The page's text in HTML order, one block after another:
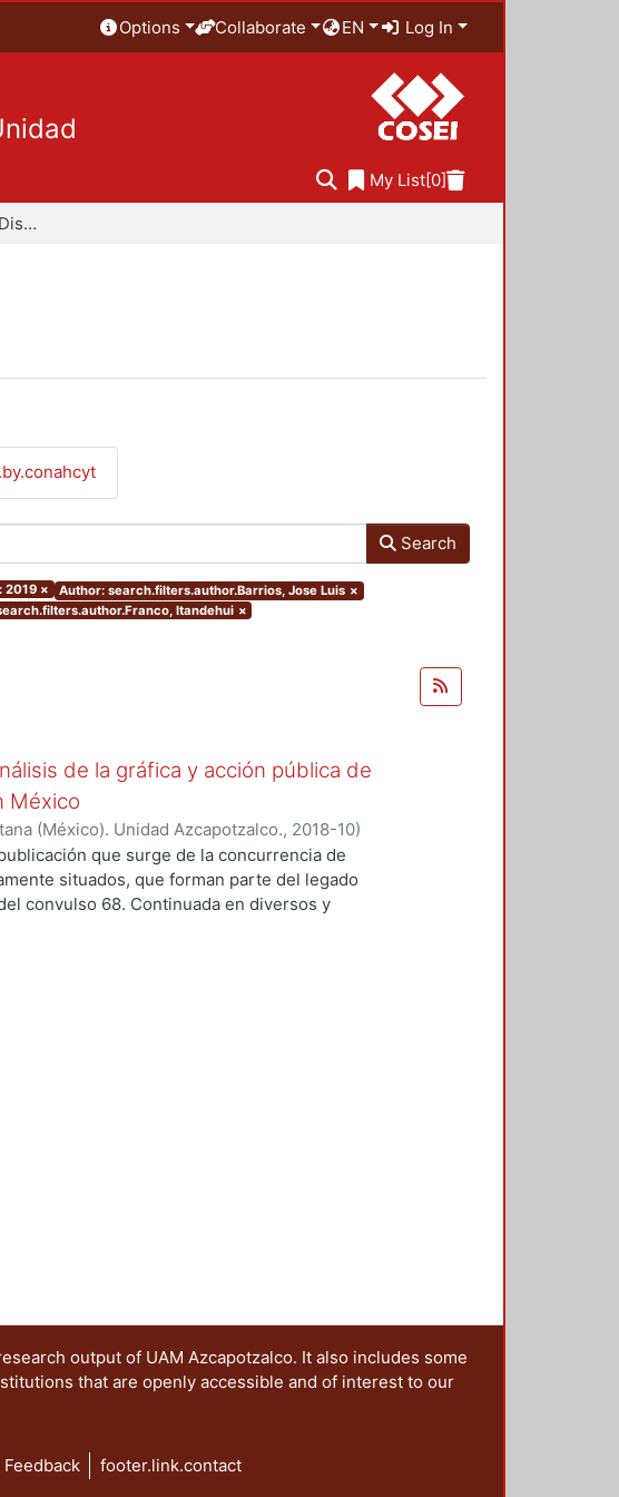
Options Collaborate EN Log In
My List[0]
Libros - Evaluación del Diseño en el Tiempo
Search
2019 × Author: search.filters.author.Barrios, Jose Luis ×
Itandehui ×
de la gráfica y acción pública de
México
(México). Unidad Azcapotzalco., 2018-10)
Pedroza, Verónica;Lizarazo Arias, Diego;Pérez
Alberto;Quiroz Trejo, Jose Othon;Aquino
Corso, Alejandro;Hijar Gonzalez, Cristina
que surge de la concurrencia de
situados, que forman parte del legado
convulso 68. Continuada en diversos y
niveles y escalas territoriales; en tercer
singularidad de las imágenes de la protesta del
afluentes y proyecciones significativas.
output of UAM Azcapotzalco. It also includes some
that are openly accessible and of interest to our
Feedback footer.link.contact